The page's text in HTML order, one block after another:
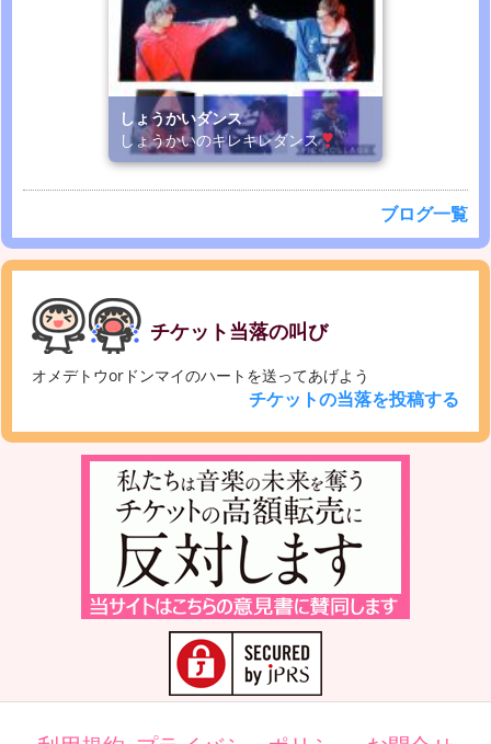
しょうかいダンス
しょうかいのキレキレダンス
ブログ一覧
チケット当落の叫び
オメデトウorドンマイのハートを送ってあげよう
チケットの当落を投稿する